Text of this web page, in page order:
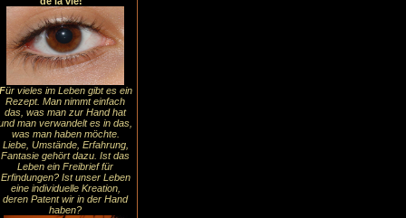
ür vieles im Leben gibt es ein
Rezept. Man nimmt einfach
das, was man zur Hand hat
man verwandelt es in das,
was man haben möchte.
Liebe, Umstände, Erfahrung,
Fantasie gehört dazu. Ist das
Leben ein Freibrief für
Erfindungen? Ist unser Leben
eine individuelle Kreation,
deren Patent wir in der Hand
haben?